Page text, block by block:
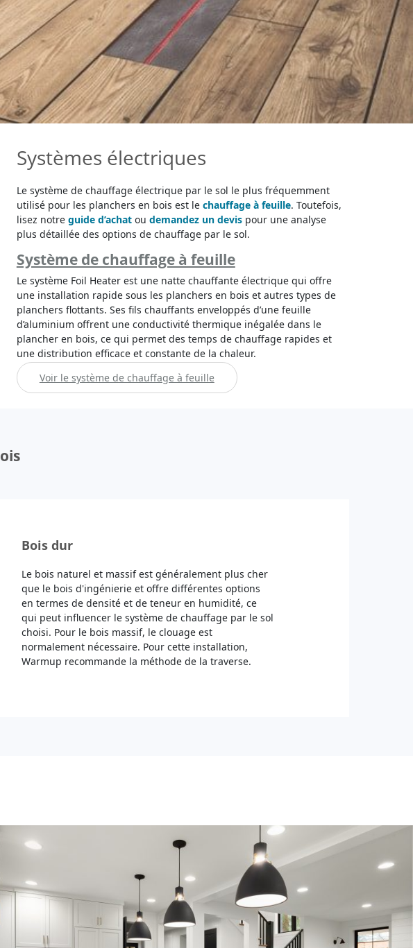
Systèmes électriques
Le système de chauffage électrique par le sol le plus fréquemment
utilisé pour les planchers en bois est le chauffage à feuille. Toutefois,
lisez notre guide d’achatou demandez un devispour une analyse
plus détaillée des options de chauffage par le sol.
Système de chauffage à feuille
Le système Foil Heater est une natte chauffante électrique qui offre
une installation rapide sous les planchers en bois et autres types de
planchers flottants. Ses fils chauffants enveloppés d’une feuille
d’aluminium offrent une conductivité thermique inégalée dans le
plancher en bois, ce qui permet des temps de chauffage rapides et
une distribution efficace et constante de la chaleur.
Voir le système de chauffage à feuille
Bois dur
Le bois naturel et massif est généralement plus cher
que le bois d'ingénierie et offre différentes options
en termes de densité et de teneur en humidité, ce
qui peut influencer le système de chauffage par le sol
choisi. Pour le bois massif, le clouage est
normalement nécessaire. Pour cette installation,
Warmup recommande la méthode de la traverse.